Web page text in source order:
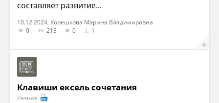
составляет развитие...
10.12.2024, Корешкова Марина Владимировна
0
213 0 1
Клавиши ексель сочетания
Разное